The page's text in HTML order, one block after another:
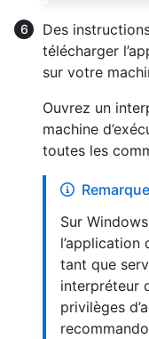
Des
télécharger
sur votre
Ouvrez un
machine
toutes les
Remarque
Sur
l’application
tant que
interpréteur
privilèges